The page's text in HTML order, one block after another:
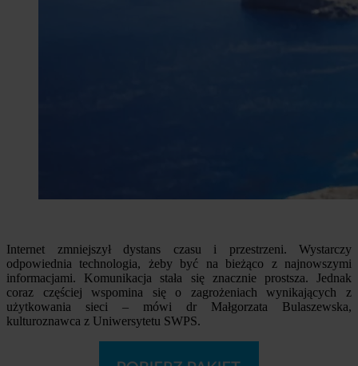
Internet zmniejszył dystans czasu i przestrzeni. Wystarczy
odpowiednia technologia, żeby być na bieżąco z najnowszymi
informacjami. Komunikacja stała się znacznie prostsza. Jednak
coraz częściej wspomina się o zagrożeniach wynikających z
użytkowania sieci – mówi dr Małgorzata Bulaszewska,
kulturoznawca z Uniwersytetu SWPS.